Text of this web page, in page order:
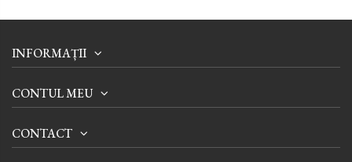
INFORMAȚII
CONTUL MEU
CONTACT